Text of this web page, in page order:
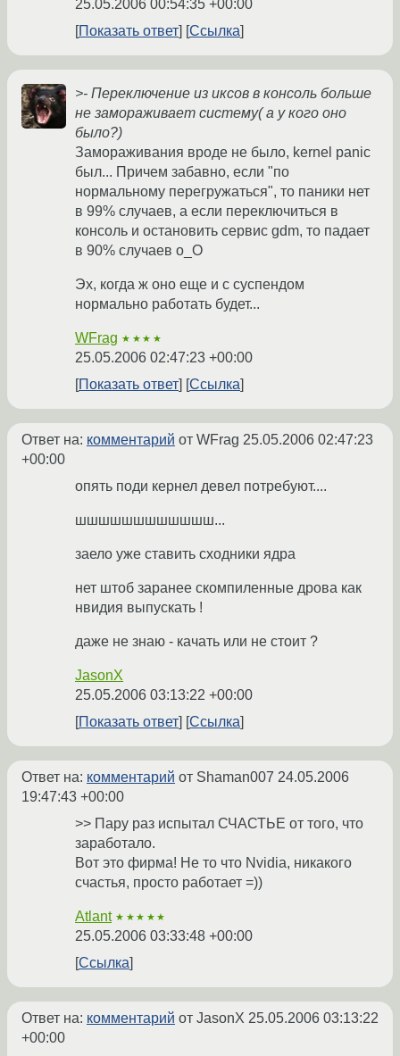
25.05.2006 00:54:35 +00:00
Показать ответ
Ссылка
>- Переключение из иксов в консоль больше
не замораживает систему( а у кого оно
было?)
Замораживания вроде не было, kernel panic
был... Причем забавно, если "по
нормальному перегружаться", то паники нет
в 99% случаев, а если переключиться в
консоль и остановить сервис gdm, то падает
в 90% случаев o_O
Эх, когда ж оно еще и с суспендом
нормально работать будет...
WFrag ★★★★
25.05.2006 02:47:23 +00:00
Показать ответ
Ссылка
Ответ на: комментарий от WFrag 25.05.2006 02:47:23
+00:00
опять поди кернел девел потребуют....
шшшшшшшшшшшш...
заело уже ставить сходники ядра
нет штоб заранее скомпиленные дрова как
нвидия выпускать !
даже не знаю - качать или не стоит ?
JasonX
25.05.2006 03:13:22 +00:00
Показать ответ
Ссылка
Ответ на: комментарий от Shaman007 24.05.2006
19:47:43 +00:00
>> Пару раз испытал СЧАСТЬЕ от того, что
заработало.
Вот это фирма! Не то что Nvidia, никакого
счастья, просто работает =))
Atlant ★★★★★
25.05.2006 03:33:48 +00:00
Ссылка
Ответ на: комментарий от JasonX 25.05.2006 03:13:22
+00:00